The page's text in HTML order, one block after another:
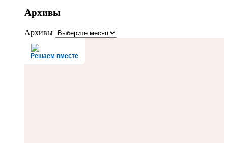
Архивы
Архивы
Решаем вместе